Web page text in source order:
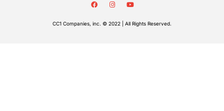
CC1 Companies, inc. © 2022 | All Rights Reserved.